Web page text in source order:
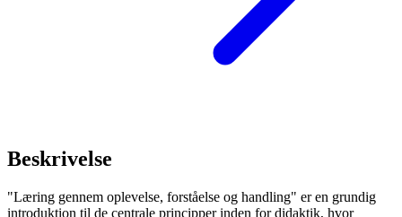
Beskrivelse
"Læring gennem oplevelse, forståelse og handling" er en grundig
introduktion til de centrale principper inden for didaktik, hvor